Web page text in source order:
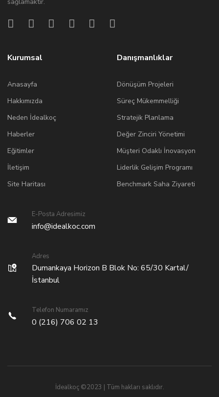
Kurumsal
Anasayfa
Hakkımızda
Neden İdealkoç
Haberler
Eğitimler
İletişim
Site Haritası
Danışmanlıklar
Dönüşüm Projeleri
Süreç Mükemmelliği
Stratejik Planlama
Değer Zinciri Yönetimi
Müşteri Odaklı İnovasyon
Liderlik Gelişim Programı
Benchmark Saha Ziyareti
E-Posta Adresimiz
info@idealkoc.com
Adres
Dumankaya Horizon B Blok No: 65/30 Kartal/
İstanbul
Telefon Numaramız
0 (216) 706 02 13
İdealkoç ©2023 | Tüm hakları saklıdır.